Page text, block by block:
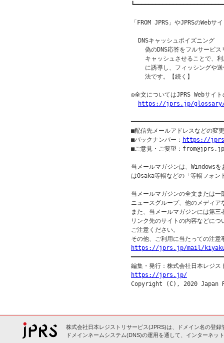
「FROM JPRS」やJPRSのWeb
  DNSキャッシュポイズニング
偽のDNS応答をフルサービス
キャッシュさせることで、
に誘導し、フィッシングや
    法です。【続く】
◎全文についてはJPRS Webサイ
https://jprs.jp/glossary/
■配信先メールアドレスなどの変
■バックナンバー： https://
■ご意見・ご要望：from@jprs.jp
当メールマガジンは、Windowsを
はOsaka等幅などの「等幅フォン
当メールマガジンの全文または一
ニュースグループ、他のメディ
また、当メールマガジンには第
リンク先のサイトの内容などに
ご注意ください。
https://jprs.jp/mail/
https://jprs.jp/
株式会社日本レジストリサービス(JPRS)は、ドメイン名の登録
ドメインネームシステム(DNS)の運用を通して、インターネッ